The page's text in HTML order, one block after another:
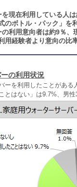
現在利用している人
のボトル・パック」を
利用意向者は約9％
用経験者より意向の比
の利用状況
ーを利用したことがあ
とはない」は9.7%、男